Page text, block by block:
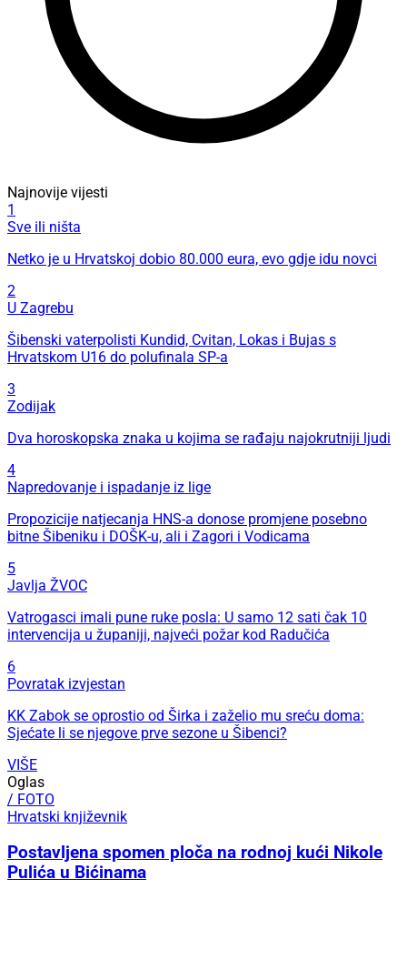
Najnovije vijesti
1
Sve ili ništa
Netko je u Hrvatskoj dobio 80.000 eura, evo gdje idu novci
2
U Zagrebu
Šibenski vaterpolisti Kundid, Cvitan, Lokas i Bujas s
Hrvatskom U16 do polufinala SP-a
3
Zodijak
Dva horoskopska znaka u kojima se rađaju najokrutniji ljudi
4
Napredovanje i ispadanje iz lige
Propozicije natjecanja HNS-a donose promjene posebno
bitne Šibeniku i DOŠK-u, ali i Zagori i Vodicama
5
Javlja ŽVOC
Vatrogasci imali pune ruke posla: U samo 12 sati čak 10
intervencija u županiji, najveći požar kod Radučića
6
Povratak izvjestan
KK Zabok se oprostio od Širka i zaželio mu sreću doma:
Sjećate li se njegove prve sezone u Šibenci?
VIŠE
Oglas
/ FOTO
Hrvatski književnik
Postavljena spomen ploča na rodnoj kući Nikole
Pulića u Bićinama